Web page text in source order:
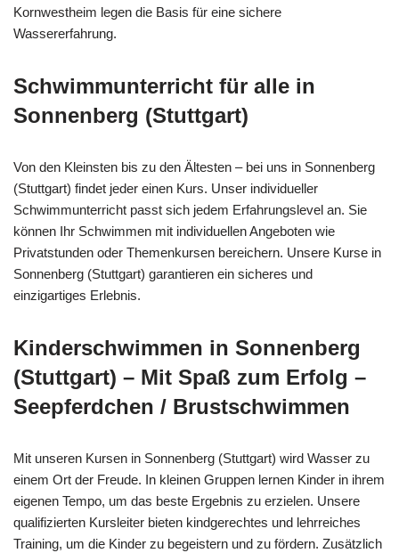
Kornwestheim legen die Basis für eine sichere
Wassererfahrung.
Schwimmunterricht für alle in
Sonnenberg (Stuttgart)
Von den Kleinsten bis zu den Ältesten – bei uns in Sonnenberg
(Stuttgart) findet jeder einen Kurs. Unser individueller
Schwimmunterricht passt sich jedem Erfahrungslevel an. Sie
können Ihr Schwimmen mit individuellen Angeboten wie
Privatstunden oder Themenkursen bereichern. Unsere Kurse in
Sonnenberg (Stuttgart) garantieren ein sicheres und
einzigartiges Erlebnis.
Kinderschwimmen in Sonnenberg
(Stuttgart) – Mit Spaß zum Erfolg –
Seepferdchen / Brustschwimmen
Mit unseren Kursen in Sonnenberg (Stuttgart) wird Wasser zu
einem Ort der Freude. In kleinen Gruppen lernen Kinder in ihrem
eigenen Tempo, um das beste Ergebnis zu erzielen. Unsere
qualifizierten Kursleiter bieten kindgerechtes und lehrreiches
Training, um die Kinder zu begeistern und zu fördern. Zusätzlich